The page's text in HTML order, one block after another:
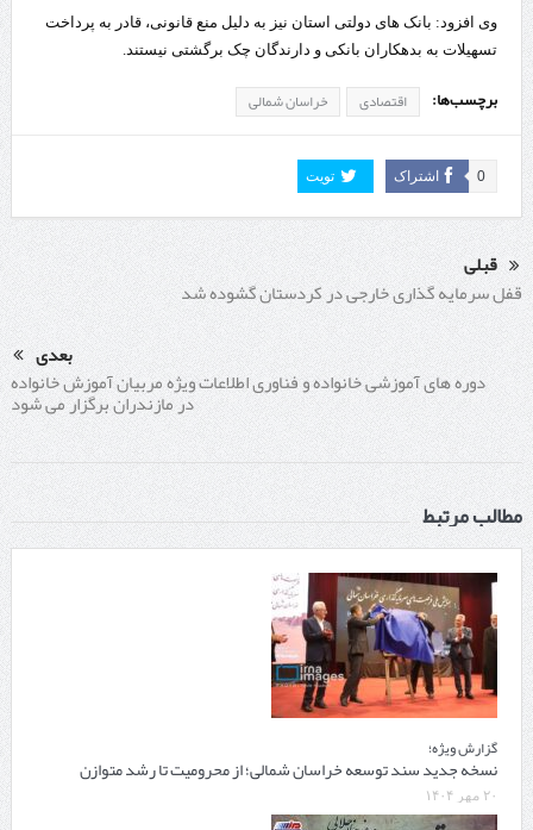
وی افزود: بانک های دولتی استان نیز به دلیل منع قانونی، قادر به پرداخت
تسهیلات به بدهکاران بانکی و دارندگان چک برگشتی نیستند.
برچسب‌ها: اقتصادی خراسان شمالی
اشتراک 0 تویت
قبلی
قفل سرمایه گذاری خارجی در کردستان گشوده شد
بعدی
دوره های آموزشی خانواده و فناوری اطلاعات ویژه مربیان آموزش خانواده
در مازندران برگزار می شود
مطالب مرتبط
گزارش ویژه؛
نسخه جدید سند توسعه خراسان شمالی؛ از محرومیت تا رشد متوازن
۲۰ مهر ۱۴۰۴